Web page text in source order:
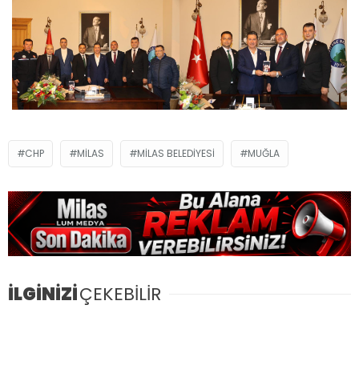
CHP MILAS MILAS BELEDIYESI MUĞLA
İLGİNİZİÇEKEBİLİR